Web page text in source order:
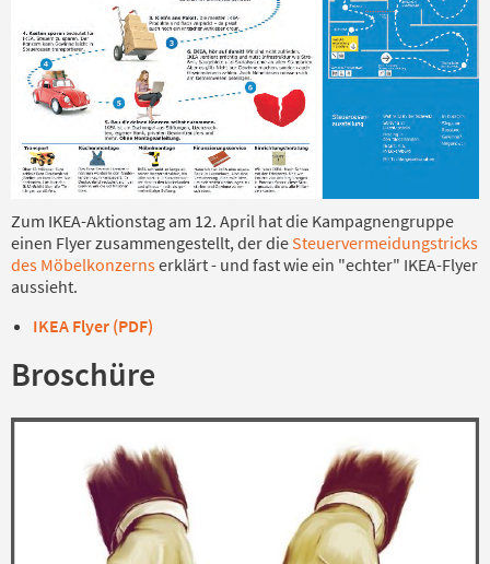
Zum IKEA-Aktionstag am 12. April hat die Kampagnengruppe
einen Flyer zusammengestellt, der die Steuervermeidungstricks
des Möbelkonzernserklärt - und fast wie ein "echter" IKEA-Flyer
aussieht.
IKEA Flyer (PDF)
Broschüre